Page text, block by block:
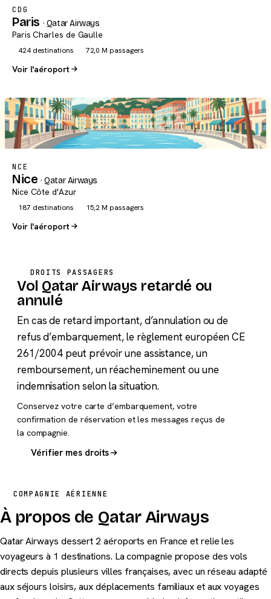
CDG
Paris · Qatar Airways
Paris Charles de Gaulle
424 destinations 72,0 M passagers
Voir l'aéroport
NCE
Nice · Qatar Airways
Nice Côte d'Azur
187 destinations 15,2 M passagers
Voir l'aéroport
DROITS PASSAGERS
Vol Qatar Airways retardé ou
annulé
En cas de retard important, d’annulation ou de
refus d’embarquement, le règlement européen CE
261/2004 peut prévoir une assistance, un
remboursement, un réacheminement ou une
indemnisation selon la situation.
Conservez votre carte d’embarquement, votre
confirmation de réservation et les messages reçus de
la compagnie.
Vérifier mes droits
COMPAGNIE AÉRIENNE
À propos de Qatar Airways
Qatar Airways dessert 2 aéroports en France et relie les
voyageurs à 1 destinations. La compagnie propose des vols
directs depuis plusieurs villes françaises, avec un réseau adapté
aux séjours loisirs, aux déplacements familiaux et aux voyages